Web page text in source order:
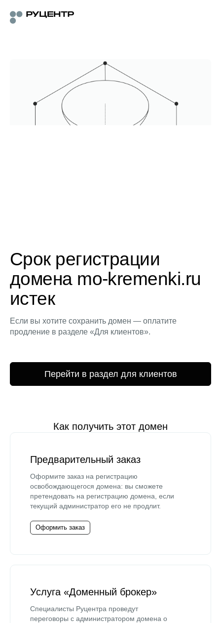
Срок регистрации
домена mo-kremenki.ru
истек
Если вы хотите сохранить домен — оплатите
продление в разделе «Для клиентов».
Перейти в раздел для клиентов
Как получить этот домен
Предварительный заказ
Оформите заказ на регистрацию
освобождающегося домена: вы сможете
претендовать на регистрацию домена, если
текущий администратор его не продлит.
Оформить заказ
Услуга «Доменный брокер»
Специалисты Руцентра проведут
переговоры с администратором домена о